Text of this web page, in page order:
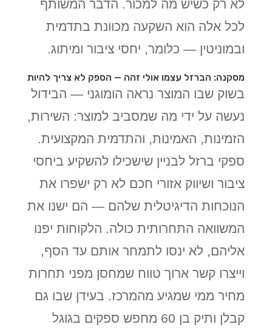
לא רק כשיש מה למכור. הדבר המשותף
לכל אלה הוא השקעה מכוונת בתדמית
ובמוניטין — כלומר, יחסי ציבור ומיתוג.
מסקנה: הברזל עצמו אולי זהה — הספק לא צריך להיות
בשוק שבו המוצר נראה הומוגני — הבידול
נעשה על ידי מה שמסביב למוצר: השירות,
הזמינות, האמינות, והתדמית המקצועית.
ספקי ברזל לבניין שישכילו להשקיע ביחסי
ציבור ושיווק אזורי חכם לא רק ישפרו את
הנוכחות הדיגיטלית שלהם — הם ישנו את
המשוואה התחרותית כולה. הלקוחות יפנו
אליהם, לא ינסו לתמחר אותם עד הסף,
וייצרו קשר ארוך טווח שמחסן מפני תחרות
מחיר ממי שמגיע מהמרכז. בעידן שבו גם
קבלן ותיק בן 60 מחפש ספקים בגוגל